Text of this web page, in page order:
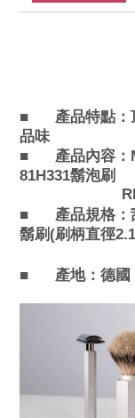
■ 產品特點：
品味
■
產品內容：
81H331鬍泡刷
■
產品規格：
鬍刷(刷柄直徑
■
產地： 德國